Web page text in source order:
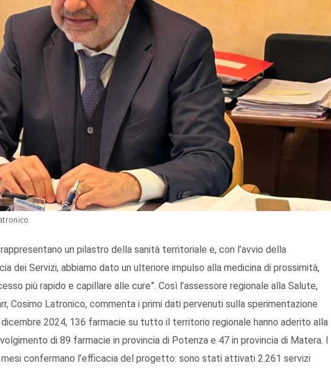
un pilastro della sanità territoriale e, con l’avvio della
dei Servizi, abbiamo dato un ulteriore impulso alla medicina di prossimità,
più rapido e capillare alle cure”. Così l’assessore regionale alla Salute,
Cosimo Latronico, commenta i primi dati pervenuti sulla sperimentazione
2024, 136 farmacie su tutto il territorio regionale hanno aderito alla
di 89 farmacie in provincia di Potenza e 47 in provincia di Matera. I
confermano l’efficacia del progetto: sono stati attivati 2.261 servizi